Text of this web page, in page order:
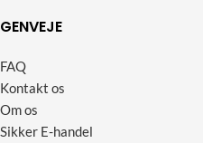
GENVEJE
FAQ
Kontakt os
Om os
Sikker E-handel